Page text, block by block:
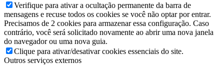
Verifique para ativar a ocultação permanente da barra de
mensagens e recuse todos os cookies se você não optar por entrar.
Precisamos de 2 cookies para armazenar essa configuração. Caso
contrário, você será solicitado novamente ao abrir uma nova janela
do navegador ou uma nova guia.
Clique para ativar/desativar cookies essenciais do site.
Outros serviços externos